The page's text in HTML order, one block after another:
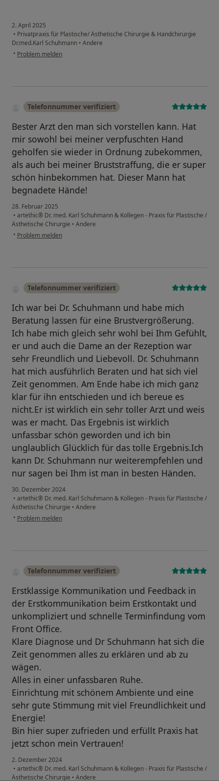
2. April 2025
• Privatpraxis für Plastische/ Ästhetische Chirurgie & Handchirurgie
Dr.med.Karl Schuhmann • Andere
• Problem melden
Telefonnummer verifiziert
Bester Arzt den man sich vorstellen kann. Hat
mir sowohl bei meiner verpfuschten Hand
geholfen sie wieder in Ordnung zubekommen,
als auch bei meiner Bruststraffung, die er super
schön hinbekommen hat. Dieser Mann hat
begnadete Hände!
28. Februar 2025
• artethic® Dr. med. Karl Schuhmann & Kollegen - Praxis für Plastische /
Ästhetische Chirurgie • Andere
• Problem melden
Telefonnummer verifiziert
Ich war bei Dr. Schuhmann und habe mich
Beratung lassen für eine Brustvergrößerung.
Ich habe mich gleich sehr wohl bei Ihm Gefühlt,
er und auch die Dame an der Rezeption war
sehr Freundlich und Liebevoll. Dr. Schuhmann
hat mich ausführlich Beraten und hat sich viel
Zeit genommen. Am Ende habe ich mich ganz
klar für ihn entschieden und ich bereue es
nicht.Er ist wirklich ein sehr toller Arzt und weis
was er macht. Das Ergebnis ist wirklich
unfassbar schön geworden und ich bin
unglaublich Glücklich für das tolle Ergebnis.Ich
kann Dr. Schuhmann nur weiterempfehlen und
nur sagen bei Ihm ist man in besten Händen.
30. Dezember 2024
• artethic® Dr. med. Karl Schuhmann & Kollegen - Praxis für Plastische /
Ästhetische Chirurgie • Andere
• Problem melden
Telefonnummer verifiziert
Erstklassige Kommunikation und Feedback in
der Erstkommunikation beim Erstkontakt und
unkompliziert und schnelle Terminfindung vom
Front Office.
Klare Diagnose und Dr Schuhmann hat sich die
Zeit genommen alles zu erklären und ab zu
wägen.
Alles in einer unfassbaren Ruhe.
Einrichtung mit schönem Ambiente und eine
sehr gute Stimmung mit viel Freundlichkeit und
Energie!
Bin hier super zufrieden und erfüllt Praxis hat
jetzt schon mein Vertrauen!
2. Dezember 2024
• artethic® Dr. med. Karl Schuhmann & Kollegen - Praxis für Plastische /
Ästhetische Chirurgie • Andere